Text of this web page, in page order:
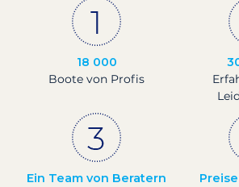
18 000
Boote von Profis
Ein Team von Beratern